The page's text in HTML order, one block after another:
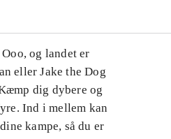
og landet er
eller Jake the Dog
dig dybere og
Ind i mellem kan
kampe, så du er